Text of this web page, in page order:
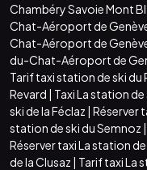
Chambéry Savoie Mont
Chat-Aéroport de
Chat-Aéroport de
du-Chat-Aéroport de
Tarif taxi station de ski du
Revard | Taxi La station de
ski de la Féclaz | Réserver
station de ski du Semnoz |
Réserver taxi La station
de la Clusaz | Tarif taxi La